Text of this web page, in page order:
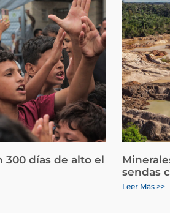
300 días de alto el
sendas
Leer Más >>